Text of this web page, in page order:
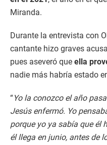
Miranda.
Durante la entrevista con
cantante hizo graves
pues aseveró que ella
nadie más habría estado
“Yo la conozco el año
Jesús enfermó. Yo
porque yo ya sabía que él
él llega en junio, antes de